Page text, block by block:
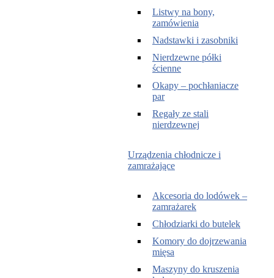
Listwy na bony,
zamówienia
Nadstawki i zasobniki
Nierdzewne półki
ścienne
Okapy – pochłaniacze
par
Regały ze stali
nierdzewnej
Urządzenia chłodnicze i
zamrażające
Akcesoria do lodówek –
zamrażarek
Chłodziarki do butelek
Komory do dojrzewania
mięsa
Maszyny do kruszenia